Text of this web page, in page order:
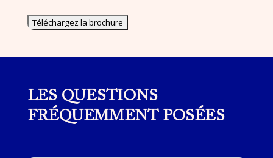
LES QUESTIONS
FRÉQUEMMENT POSÉES